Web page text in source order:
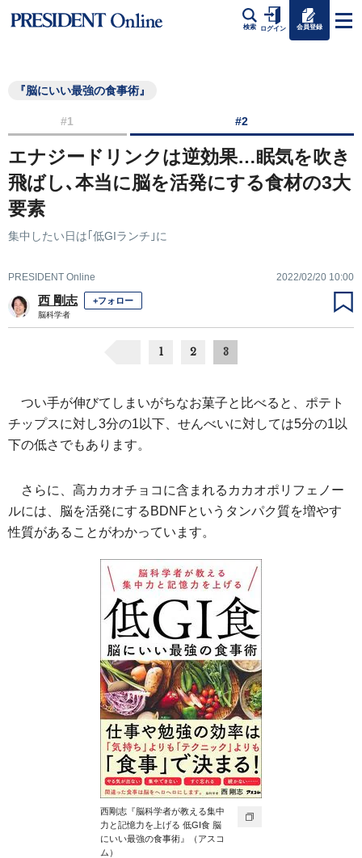
検索 ログイン 会員登録
『脳にいい最強の食事術』
#1 #2
エナジードリンクは逆効果…眠気を吹き
飛ばし､本当に脳を活発にする食材の3大
要素
集中したい日は｢低GIランチ｣に
PRESIDENT Online 2022/02/20 10:00
西 剛志 +フォロー
脳科学者
1 2 3
つい手が伸びてしまいがちなお菓子と比べると、ポテト
チップスに対し3分の1以下、せんべいに対しては5分の1以
下の低さでもあります。
さらに、高カカオチョコに含まれるカカオポリフェノー
ルには、脳を活発にするBDNFというタンパク質を増やす
性質があることがわかっています。
西剛志『脳科学者が教える集中
力と記憶力を上げる 低GI食 脳
にいい最強の食事術』（アスコ
ム）